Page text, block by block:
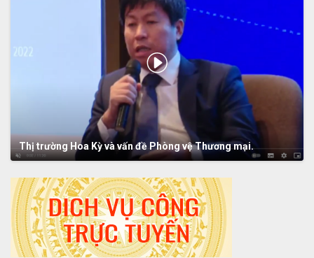
Thị trường Hoa Kỳ và vấn đề Phòng vệ Thương mại.